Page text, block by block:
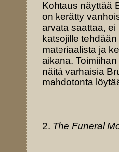
Kohtaus näyttää
on kerätty
arvata saattaa,
katsojille
materiaalista ja
aikana.
näitä varhaisia
mahdotonta
2. The Funeral